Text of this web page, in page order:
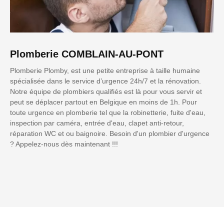
Plomberie COMBLAIN-AU-PONT
Plomberie Plomby, est une petite entreprise à taille humaine
spécialisée dans le service d’urgence 24h/7 et la rénovation.
Notre équipe de plombiers qualifiés est là pour vous servir et
peut se déplacer partout en Belgique en moins de 1h. Pour
toute urgence en plomberie tel que la robinetterie, fuite d'eau,
inspection par caméra, entrée d'eau, clapet anti-retour,
réparation WC et ou baignoire. Besoin d'un plombier d'urgence
? Appelez-nous dès maintenant !!!